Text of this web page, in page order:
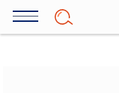
Salta